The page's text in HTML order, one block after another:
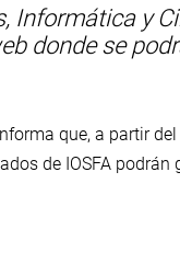
Informática y
donde se
que, a partir
de IOSFA